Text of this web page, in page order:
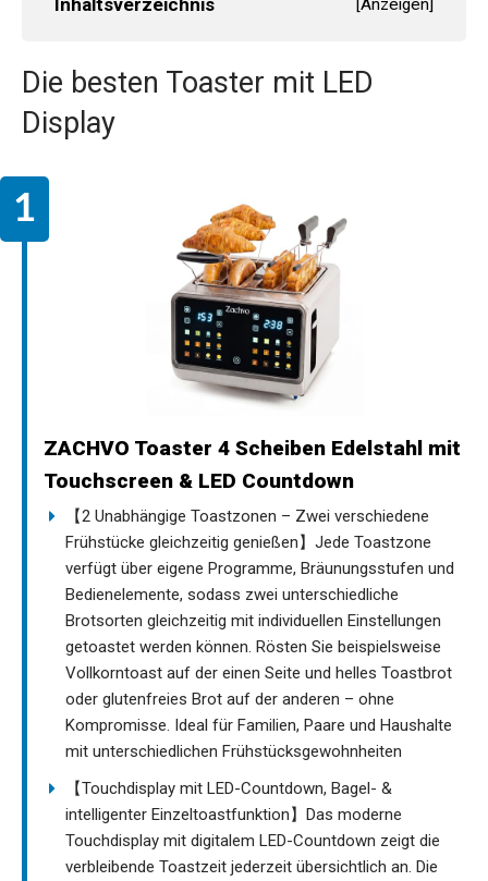
[Anzeigen]
Die besten Toaster mit LED
Display
ZACHVO Toaster 4 Scheiben Edelstahl mit
Touchscreen & LED Countdown
【2 Unabhängige Toastzonen – Zwei verschiedene
Frühstücke gleichzeitig genießen】Jede Toastzone
verfügt über eigene Programme, Bräunungsstufen und
Bedienelemente, sodass zwei unterschiedliche
Brotsorten gleichzeitig mit individuellen Einstellungen
getoastet werden können. Rösten Sie beispielsweise
Vollkorntoast auf der einen Seite und helles Toastbrot
oder glutenfreies Brot auf der anderen – ohne
Kompromisse. Ideal für Familien, Paare und Haushalte
mit unterschiedlichen Frühstücksgewohnheiten
【Touchdisplay mit LED-Countdown, Bagel- &
intelligenter Einzeltoastfunktion】Das moderne
Touchdisplay mit digitalem LED-Countdown zeigt die
verbleibende Toastzeit jederzeit übersichtlich an. Die